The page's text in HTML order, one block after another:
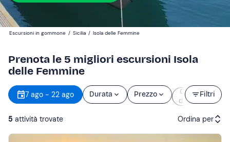
Escursioni in gommone / Sicilia / Isola delle Femmine
Prenota le 5 migliori escursioni Isola
delle Femmine
Filtri
7 ago - 22 ago Durata Prezzo
Orario
d’inizio
5 attività trovate Ordina per